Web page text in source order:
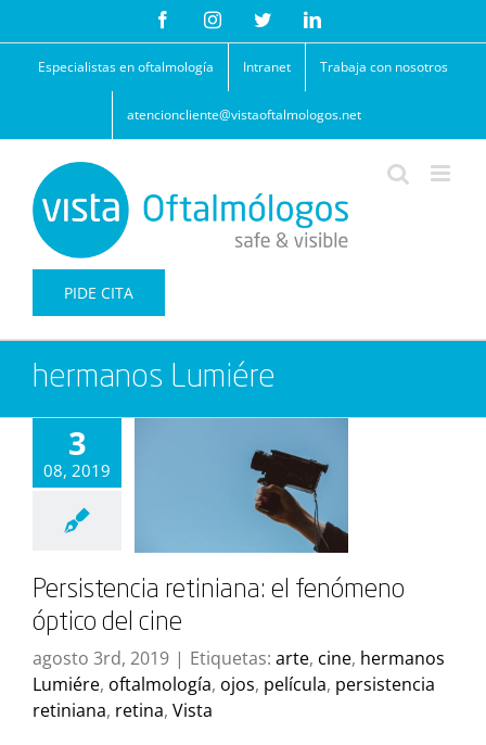
contenido
FacebookInstagramTwitterLinkedIn
Especialistas en oftalmología Intranet Trabaja con nosotros
atencioncliente@vistaoftalmologos.net
PIDE CITA
hermanos Lumiére
3
08, 2019
Persistencia retiniana: el fenómeno
óptico del cine
agosto 3rd, 2019 | Etiquetas: arte, cine, hermanos
Lumiére, oftalmología, ojos, película, persistencia
retiniana, retina, Vista